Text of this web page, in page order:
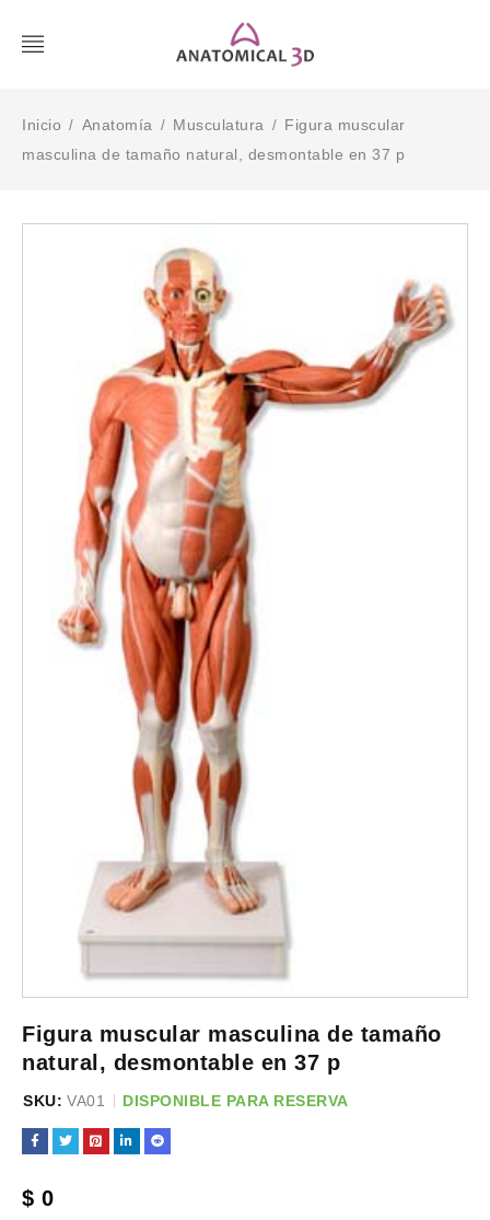
Inicio / Anatomía / Musculatura / Figura muscular
masculina de tamaño natural, desmontable en 37 p
Figura muscular masculina de tamaño
natural, desmontable en 37 p
SKU: VA01 DISPONIBLE PARA RESERVA
$ 0